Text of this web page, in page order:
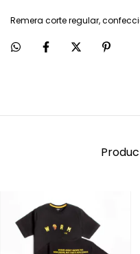
Remera corte regular,